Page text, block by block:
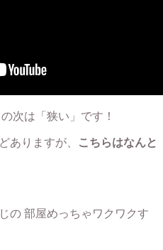
の次は「狭い」です！
ありますが、
こちらはなんと
の 部屋めっちゃワクワクす